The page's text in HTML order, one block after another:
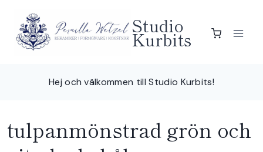
content
Studio
Kurbits
Hej och välkommen till Studio Kurbits!
tulpanmönstrad grön och